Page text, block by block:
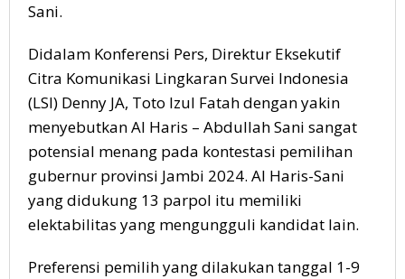
Sani.
Didalam Konferensi Pers, Direktur Eksekutif
Citra Komunikasi Lingkaran Survei Indonesia
(LSI) Denny JA, Toto Izul Fatah dengan yakin
menyebutkan Al Haris – Abdullah Sani sangat
potensial menang pada kontestasi pemilihan
gubernur provinsi Jambi 2024. Al Haris-Sani
yang didukung 13 parpol itu memiliki
elektabilitas yang mengungguli kandidat lain.
Preferensi pemilih yang dilakukan tanggal 1-9